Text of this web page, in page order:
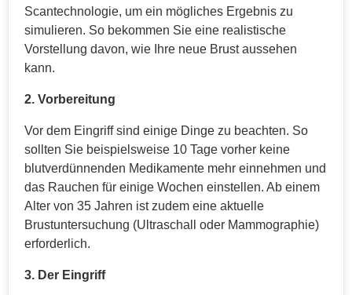
Scantechnologie, um ein mögliches Ergebnis zu
simulieren. So bekommen Sie eine realistische
Vorstellung davon, wie Ihre neue Brust aussehen
kann.
2. Vorbereitung
Vor dem Eingriff sind einige Dinge zu beachten. So
sollten Sie beispielsweise 10 Tage vorher keine
blutverdünnenden Medikamente mehr einnehmen und
das Rauchen für einige Wochen einstellen. Ab einem
Alter von 35 Jahren ist zudem eine aktuelle
Brustuntersuchung (Ultraschall oder Mammographie)
erforderlich.
3. Der Eingriff